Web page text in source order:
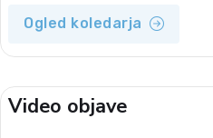
Ogled koledarja
Video objave